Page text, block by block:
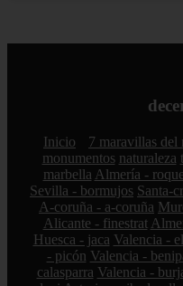
Inicio 7 maravillas del
monumentos naturaleza
marbella Almería -
Sevilla - bormujos Santa-
A-coruña - a-coruña
Alicante - finestrat
Huesca - jaca Valencia -
- picón Valencia -
calasparra Valencia -